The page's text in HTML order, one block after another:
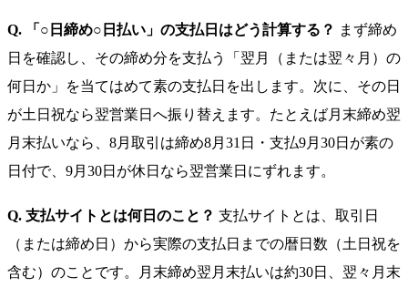
Q. 「○日締め○日払い」の支払日はどう計算する？ まず締め
日を確認し、その締め分を支払う「翌月（または翌々月）の
何日か」を当てはめて素の支払日を出します。次に、その日
が土日祝なら翌営業日へ振り替えます。たとえば月末締め翌
月末払いなら、8月取引は締め8月31日・支払9月30日が素の
日付で、9月30日が休日なら翌営業日にずれます。
Q. 支払サイトとは何日のこと？ 支払サイトとは、取引日
（または締め日）から実際の支払日までの暦日数（土日祝を
含む）のことです。月末締め翌月末払いは約30日、翌々月末